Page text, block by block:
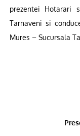
prezentei Hotarari
Tarnaveni si
Mures – Sucursala